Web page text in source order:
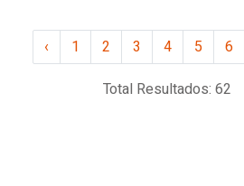
‹ 1 2 3 4 5 6
Total Resultados: 62